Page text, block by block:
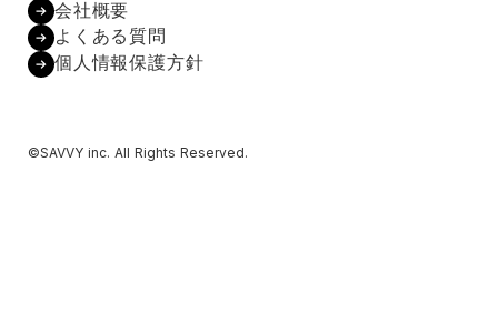
会社概要
よくある質問
個人情報保護方針
©SAVVY inc. All Rights Reserved.